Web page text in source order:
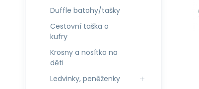
Duffle batohy/tašky
Cestovní taška a
kufry
Krosny a nosítka na
děti
Ledvinky, peněženky